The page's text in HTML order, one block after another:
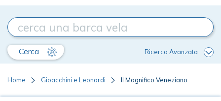
Cerca Ricerca Avanzata
Home Gioacchini e Leonardi Il Magnifico Veneziano